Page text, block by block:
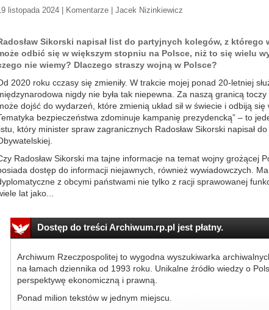
listopada 2024 | Komentarze | Jacek Nizinkiewicz
Sikorski napisał list do partyjnych kolegów, z którego
odbić się w większym stopniu na Polsce, niż to się wielu
nie wiemy? Dlaczego straszy wojną w Polsce?
2020 roku сczasy się zmieniły. W trakcie mojej ponad 20-letniej
nigdy nie była tak niepewna. Za naszą granicą
dojść do wydarzeń, które zmienią układ sił w świecie i odbiją się
bezpieczeństwa zdominuje kampanię prezydencką” – to
który minister spraw zagranicznych Radosław Sikorski napisał do
Radosław Sikorski ma tajne informacje na temat wojny grożącej
dostęp do informacji niejawnych, również wywiadowczych.
z obcymi państwami nie tylko z racji sprawowanej
lat jako...
Dostęp do treści Archiwum.rp.pl jest płatny.
Archiwum Rzeczpospolitej to wygodna wyszukiwarka
na łamach dziennika od 1993 roku. Unikalne źródło wiedzy o
perspektywę ekonomiczną i prawną.
Ponad milion tekstów w jednym miejscu.